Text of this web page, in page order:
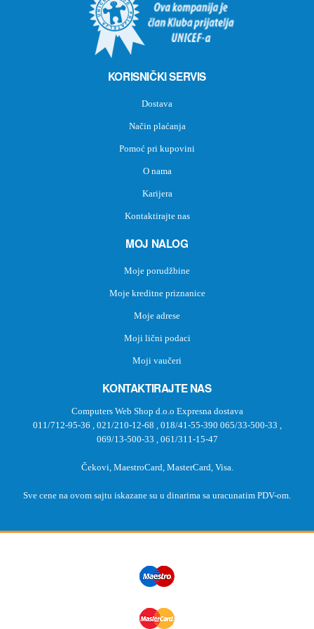
KORISNIČKI SERVIS
Dostava
Način plaćanja
Pomoć pri kupovini
O nama
Karijera
Kontaktirajte nas
MOJ NALOG
Moje porudžbine
Moje kreditne priznanice
Moje adrese
Moji lični podaci
Moji vaučeri
KONTAKTIRAJTE NAS
Computers Web Shop d.o.o Expresna dostava
011/712-95-36 , 021/210-12-68 , 018/41-55-390 065/33-500-33 ,
069/13-500-33 , 061/311-15-47
Čekovi, MaestroCard, MasterCard, Visa.
Sve cene na ovom sajtu iskazane su u dinarima sa uracunatim PDV-om.